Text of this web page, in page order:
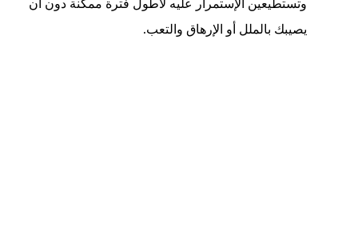
وتستطيعين الإستمرار عليه لأطول فترة ممكنة دون أن
يصيبك بالملل أو الإرهاق والتعب.